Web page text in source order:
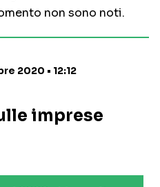
non sono noti.
2020 • 12:12
imprese